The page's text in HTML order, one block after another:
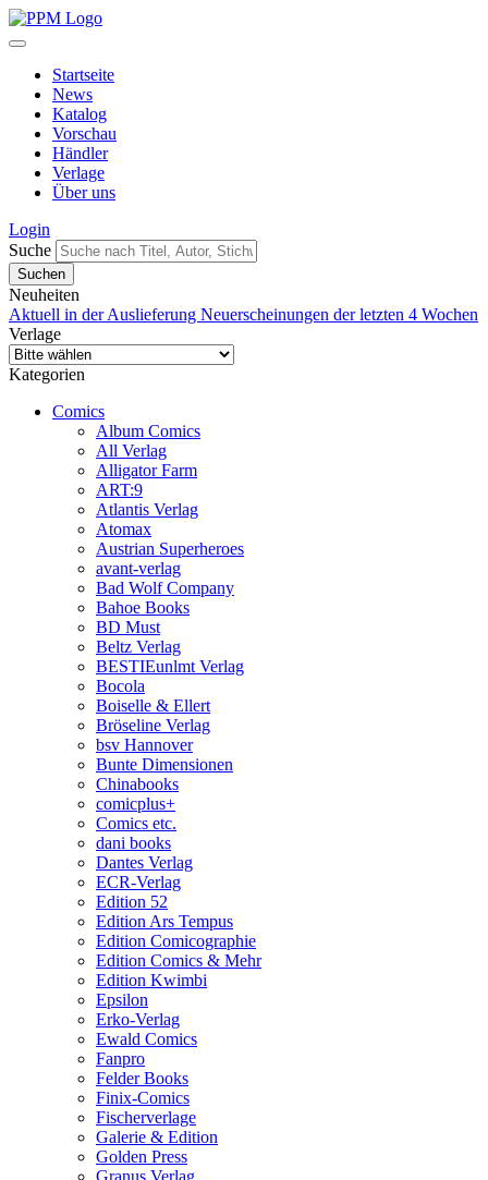
Startseite
News
Katalog
Vorschau
Händler
Verlage
Über uns
Login
Suche
Neuheiten
Aktuell in der Auslieferung Neuerscheinungen der letzten 4 Wochen
Verlage
Kategorien
Comics
Album Comics
All Verlag
Alligator Farm
ART:9
Atlantis Verlag
Atomax
Austrian Superheroes
avant-verlag
Bad Wolf Company
Bahoe Books
BD Must
Beltz Verlag
BESTIEunlmt Verlag
Bocola
Boiselle & Ellert
Bröseline Verlag
bsv Hannover
Bunte Dimensionen
Chinabooks
comicplus+
Comics etc.
dani books
Dantes Verlag
ECR-Verlag
Edition 52
Edition Ars Tempus
Edition Comicographie
Edition Comics & Mehr
Edition Kwimbi
Epsilon
Erko-Verlag
Ewald Comics
Fanpro
Felder Books
Finix-Comics
Fischerverlage
Galerie & Edition
Golden Press
Granus Verlag